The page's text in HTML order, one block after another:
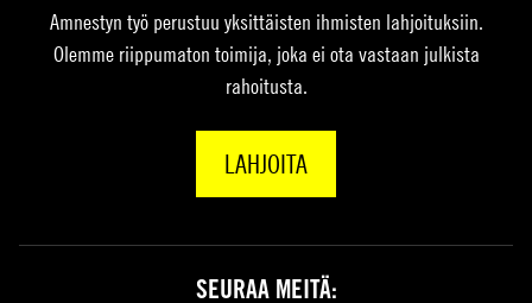
Amnestyn työ perustuu yksittäisten ihmisten lahjoituksiin.
Olemme riippumaton toimija, joka ei ota vastaan julkista
rahoitusta.
LAHJOITA
SEURAA MEITÄ: